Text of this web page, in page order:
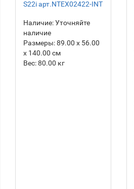
S22i арт.NTEX02422-INT
Наличие:Уточняйте
наличие
Размеры:89.00 х 56.00
х 140.00 см
Вес: 80.00 кг